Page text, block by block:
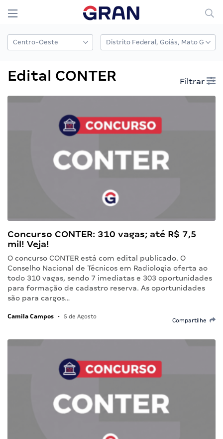
Edital CONTER Filtrar
Concurso CONTER: 310 vagas; até R$ 7,5
mil! Veja!
O concurso CONTER está com edital publicado. O
Conselho Nacional de Técnicos em Radiologia oferta ao
todo 310 vagas, sendo 7 imediatas e 303 oportunidades
para formação de cadastro reserva. As oportunidades
são para cargos…
Camila Campos • 5 de Agosto
Compartilhe